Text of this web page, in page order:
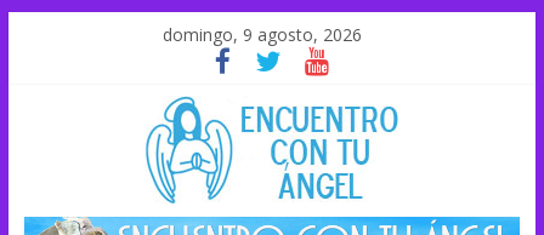
domingo, 9 agosto, 2026